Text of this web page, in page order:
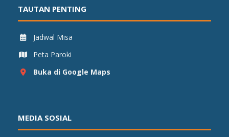
TAUTAN PENTING
Jadwal Misa
Peta Paroki
Buka di Google Maps
MEDIA SOSIAL